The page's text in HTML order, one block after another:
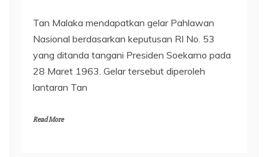
Tan Malaka mendapatkan gelar Pahlawan
Nasional berdasarkan keputusan RI No. 53
yang ditanda tangani Presiden Soekarno pada
28 Maret 1963. Gelar tersebut diperoleh
lantaran Tan
Read More